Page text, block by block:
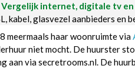
Vergelijk internet, digitale tv en
kabel, glasvezel aanbieders en
meermaals haar woonruimte via
niet mocht. De huurster
aan via secretrooms.nl. De